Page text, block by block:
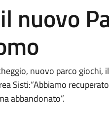
nuovo
nuovo parco giochi,
Sisti:“Abbiamo
abbandonato”.